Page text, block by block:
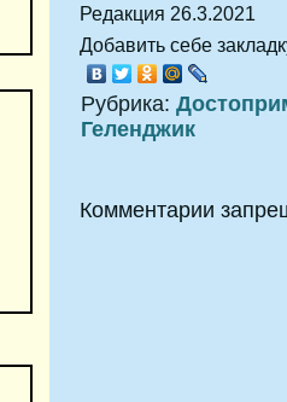
Редакция 26.3.2021
Добавить себе
Рубрика:
Геленджик
Комментарии